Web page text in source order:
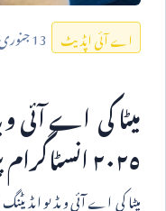
اے آئی اپڈیٹ 13
میٹا کی اے آئی
٢٠٢٥ انسٹاگرام پر آ ئے گا۔